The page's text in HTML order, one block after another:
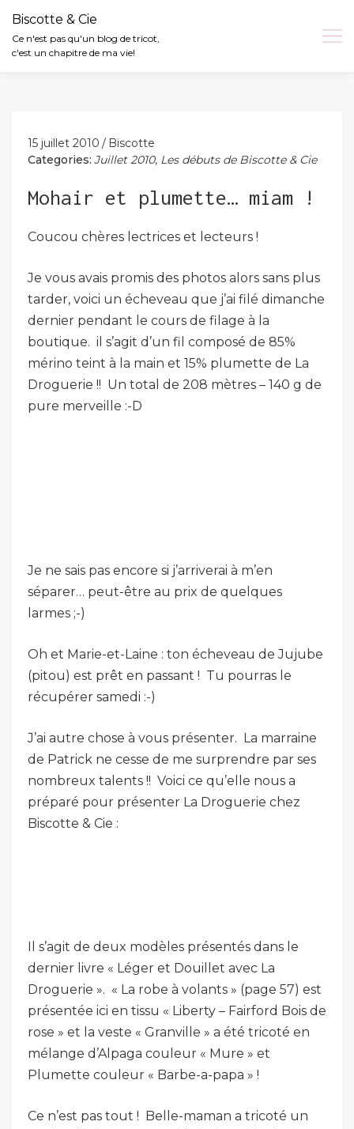
Biscotte & Cie
Ce n'est pas qu'un blog de tricot,
c'est un chapitre de ma vie!
15 juillet 2010
Biscotte
Categories: Juillet 2010, Les débuts de Biscotte & Cie
Mohair et plumette… miam !
Coucou chères lectrices et lecteurs !
Je vous avais promis des photos alors sans plus
tarder, voici un écheveau que j’ai filé dimanche
dernier pendant le cours de filage à la
boutique. il s’agit d’un fil composé de 85%
mérino teint à la main et 15% plumette de La
Droguerie !! Un total de 208 mètres – 140 g de
pure merveille :-D
Je ne sais pas encore si j’arriverai à m’en
séparer… peut-être au prix de quelques
larmes ;-)
Oh et Marie-et-Laine : ton écheveau de Jujube
(pitou) est prêt en passant ! Tu pourras le
récupérer samedi :-)
J’ai autre chose à vous présenter. La marraine
de Patrick ne cesse de me surprendre par ses
nombreux talents !! Voici ce qu’elle nous a
préparé pour présenter La Droguerie chez
Biscotte & Cie :
Il s’agit de deux modèles présentés dans le
dernier livre « Léger et Douillet avec La
Droguerie ». « La robe à volants » (page 57) est
présentée ici en tissu « Liberty – Fairford Bois de
rose » et la veste « Granville » a été tricoté en
mélange d’Alpaga couleur « Mure » et
Plumette couleur « Barbe-a-papa » !
Ce n’est pas tout ! Belle-maman a tricoté un